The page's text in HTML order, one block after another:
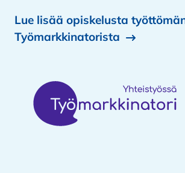
Lue lisää opiskelusta
Työmarkkinatorista